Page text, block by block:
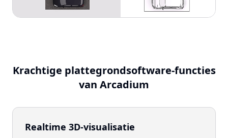
Krachtige plattegrondsoftware-functies
van Arcadium
Realtime 3D-visualisatie